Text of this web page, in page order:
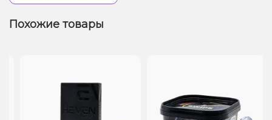
Похожие товары